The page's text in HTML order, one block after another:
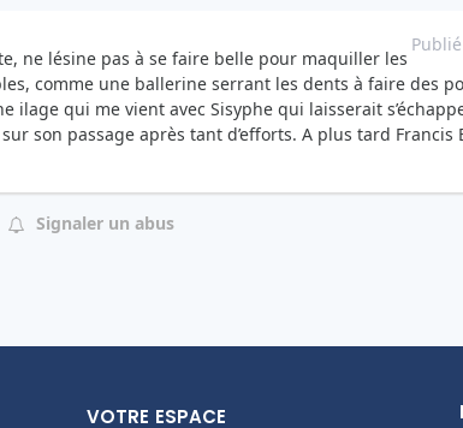
ne lésine pas à se faire belle pour maquiller les
comme une ballerine serrant les dents à faire des
ilage qui me vient avec Sisyphe qui laisserait
son passage après tant d’efforts. A plus tard Francis
Signaler un abus
VOTRE ESPACE